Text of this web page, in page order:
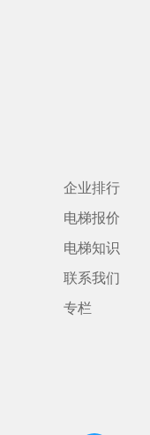
企业排行
电梯报价
电梯知识
联系我们
专栏